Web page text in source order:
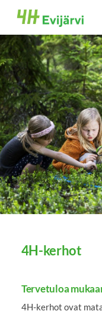
Siirry
sivun
sisältöön
evijärvi
4H-kerhot
Tervetuloa
4H-kerhot ovat